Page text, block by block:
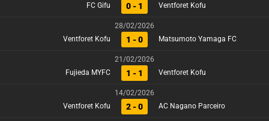
FC Gifu
0 - 1 Ventforet Kofu
28/02/2026
Ventforet Kofu
1 - 0 Matsumoto Yamaga FC
21/02/2026
Fujieda MYFC
1 - 1 Ventforet Kofu
14/02/2026
Ventforet Kofu
2 - 0 AC Nagano Parceiro